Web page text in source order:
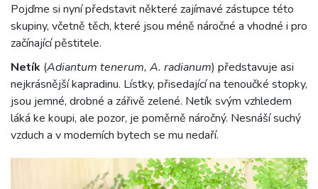
Pojďme si nyní představit některé zajímavé zástupce této
skupiny, včetně těch, které jsou méně náročné a vhodné i pro
začínající pěstitele.
Netík (Adiantum tenerum, A. radianum) představuje asi
nejkrásnější kapradinu. Lístky, přisedající na tenoučké stopky,
jsou jemné, drobné a zářivě zelené. Netík svým vzhledem
láká ke koupi, ale pozor, je poměrně náročný. Nesnáší suchý
vzduch a v moderních bytech se mu nedaří.